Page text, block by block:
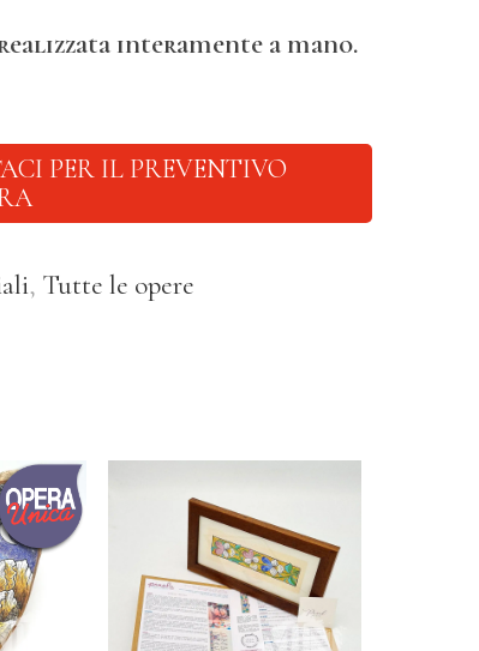
interamente a mano.
PER IL PREVENTIVO
, Tutte le opere